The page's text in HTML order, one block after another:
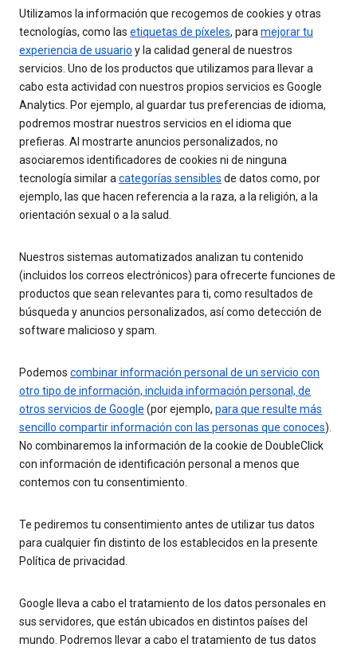
Utilizamos la información que recogemos de cookies y otras
tecnologías, como las etiquetas de píxeles, paramejorar tu
experiencia de usuario y la calidad general de nuestros
servicios. Uno de los productos que utilizamos para llevar a
cabo esta actividad con nuestros propios servicios es Google
Analytics. Por ejemplo, al guardar tus preferencias de idioma,
podremos mostrar nuestros servicios en el idioma que
prefieras. Al mostrarte anuncios personalizados, no
asociaremos identificadores de cookies ni de ninguna
tecnología similar acategorías sensibles de datos como, por
ejemplo, las que hacen referencia a la raza, a la religión, a la
orientación sexual o a la salud.
Nuestros sistemas automatizados analizan tu contenido
(incluidos los correos electrónicos) para ofrecerte funciones de
productos que sean relevantes para ti, como resultados de
búsqueda y anuncios personalizados, así como detección de
software malicioso y spam.
Podemos combinar información personal de un servicio con
otro tipo de información, incluida información personal, de
otros servicios de Google (por ejemplo, para que resulte más
sencillo compartir información con las personas que conoces).
No combinaremos la información de la cookie de DoubleClick
con información de identificación personal a menos que
contemos con tu consentimiento.
Te pediremos tu consentimiento antes de utilizar tus datos
para cualquier fin distinto de los establecidos en la presente
Política de privacidad.
Google lleva a cabo el tratamiento de los datos personales en
sus servidores, que están ubicados en distintos países del
mundo. Podremos llevar a cabo el tratamiento de tus datos